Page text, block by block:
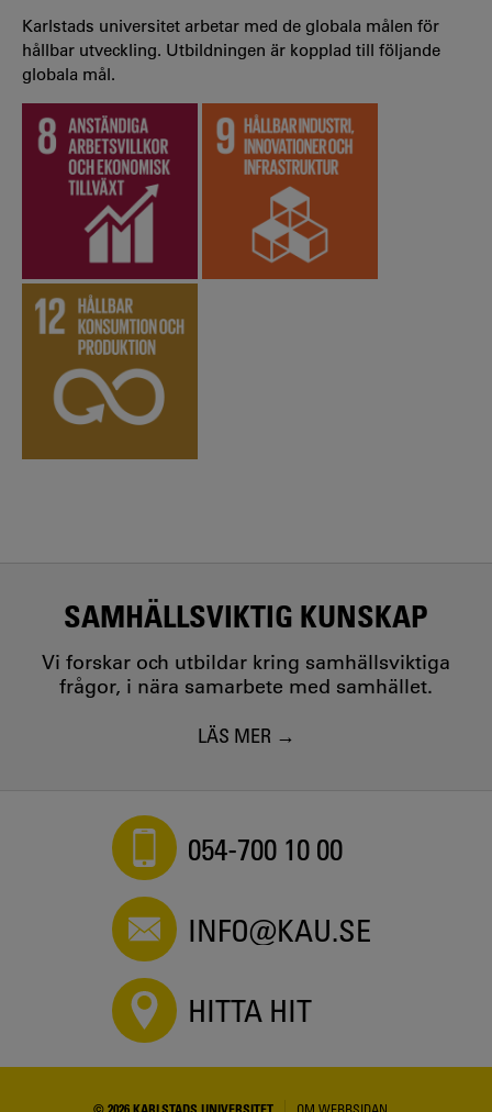
Karlstads universitet arbetar med de globala målen för
hållbar utveckling. Utbildningen är kopplad till följande
globala mål.
SAMHÄLLSVIKTIG KUNSKAP
Vi forskar och utbildar kring samhällsviktiga
frågor, i nära samarbete med samhället.
LÄS MER
054-700 10 00
INFO@KAU.SE
HITTA HIT